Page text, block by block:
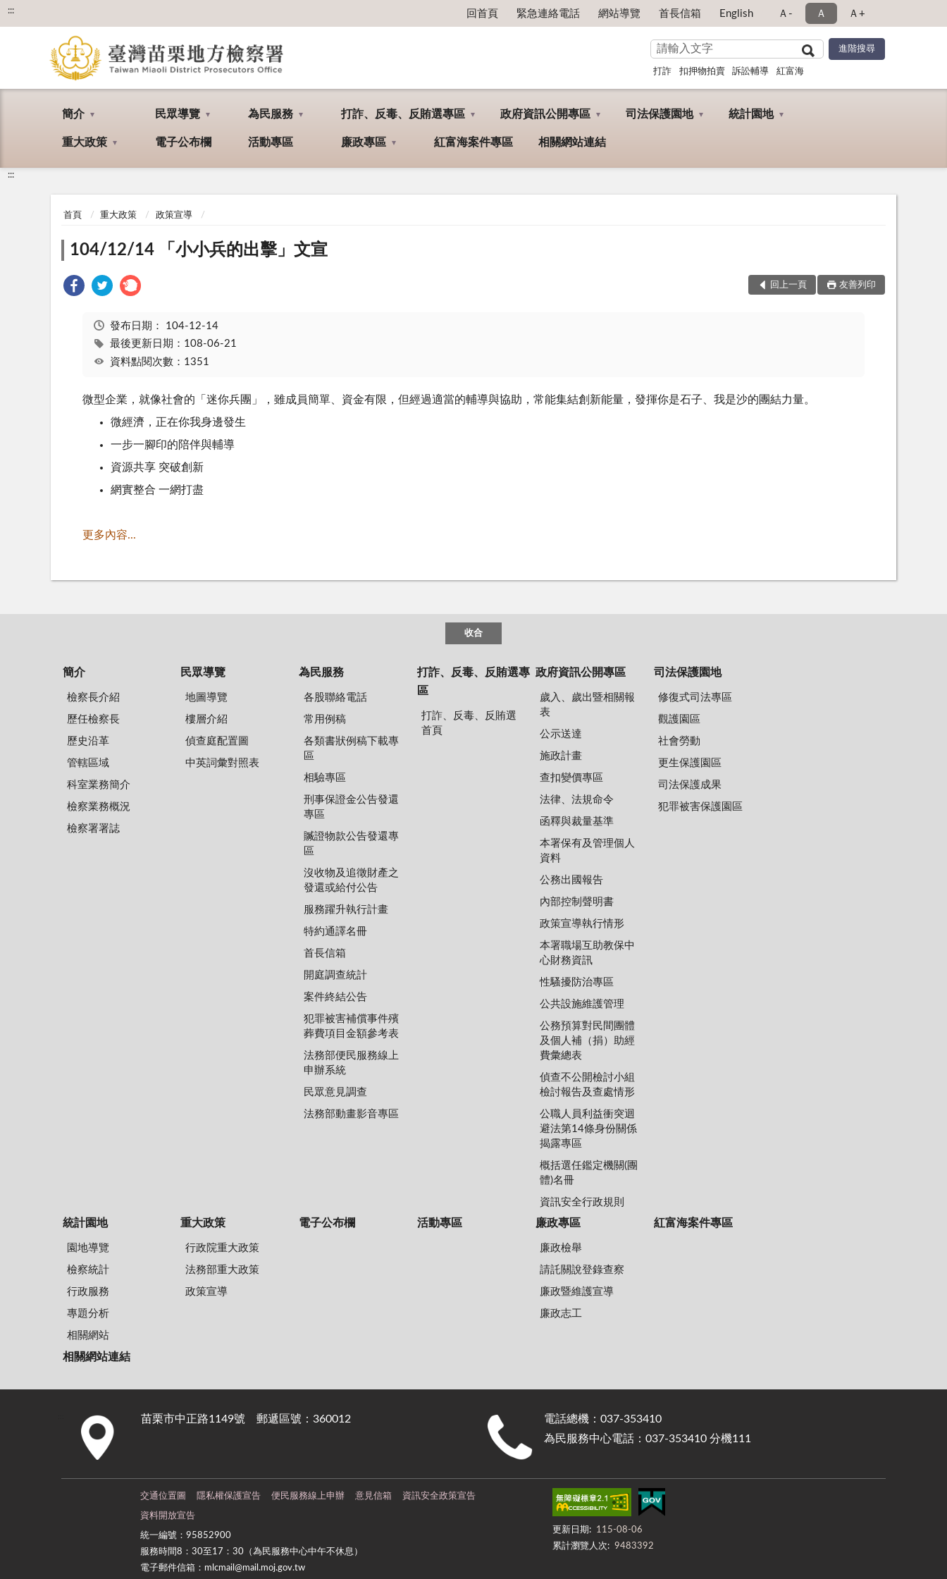
::: 回首頁 緊急連絡電話 網站導覽 首長信箱 English Ａ- Ａ Ａ+
打詐 扣押物拍賣 訴訟輔導 紅富海
簡介 民眾導覽 為民服務 打詐、反毒、反賄選專區 政府資訊公開專區 司法保護園地 統計園地
重大政策 電子公布欄 活動專區 廉政專區 紅富海案件專區 相關網站連結
:::
首頁 重大政策 政策宣導
104/12/14 「小小兵的出擊」文宣
回上一頁 友善列印
發布日期： 104-12-14
最後更新日期：108-06-21
資料點閱次數：1351
微型企業，就像社會的「迷你兵團」，雖成員簡單、資金有限，但經過適當的輔導與協助，常能集結創新能量，發揮你是石子、我是沙的團結力量。
微經濟，正在你我身邊發生
一步一腳印的陪伴與輔導
資源共享 突破創新
網實整合 一網打盡
更多內容...
收合
簡介
檢察長介紹
歷任檢察長
歷史沿革
管轄區域
科室業務簡介
檢察業務概況
檢察署署誌
民眾導覽
地圖導覽
樓層介紹
偵查庭配置圖
中英詞彙對照表
為民服務
各股聯絡電話
常用例稿
各類書狀例稿下載專
區
相驗專區
刑事保證金公告發還
專區
贓證物款公告發還專
區
沒收物及追徵財產之
發還或給付公告
服務躍升執行計畫
特約通譯名冊
首長信箱
開庭調查統計
案件終結公告
犯罪被害補償事件殯
葬費項目金額參考表
法務部便民服務線上
申辦系統
民眾意見調查
法務部動畫影音專區
打詐、反毒、反賄選專
區
打詐、反毒、反賄選
首頁
政府資訊公開專區
歲入、歲出暨相關報
表
公示送達
施政計畫
查扣變價專區
法律、法規命令
函釋與裁量基準
本署保有及管理個人
資料
公務出國報告
內部控制聲明書
政策宣導執行情形
本署職場互助教保中
心財務資訊
性騷擾防治專區
公共設施維護管理
公務預算對民間團體
及個人補（捐）助經
費彙總表
偵查不公開檢討小組
檢討報告及查處情形
公職人員利益衝突迴
避法第14條身份關係
揭露專區
概括選任鑑定機關(團
體)名冊
資訊安全行政規則
司法保護園地
修復式司法專區
觀護園區
社會勞動
更生保護園區
司法保護成果
犯罪被害保護園區
統計園地
園地導覽
檢察統計
行政服務
專題分析
相關網站
重大政策
行政院重大政策
法務部重大政策
政策宣導
電子公布欄 活動專區 廉政專區
廉政檢舉
請託關說登錄查察
廉政暨維護宣導
廉政志工
紅富海案件專區
相關網站連結
苗栗市中正路1149號 郵遞區號：360012
電話總機：037-353410
為民服務中心電話：037-353410 分機111
交通位置圖 隱私權保護宣告 便民服務線上申辦 意見信箱 資訊安全政策宣告
資料開放宣告
統一編號：95852900
服務時間8：30至17：30（為民服務中心中午不休息）
電子郵件信箱：mlcmail@mail.moj.gov.tw
更新日期:
115-08-06
累計瀏覽人次: 9483392